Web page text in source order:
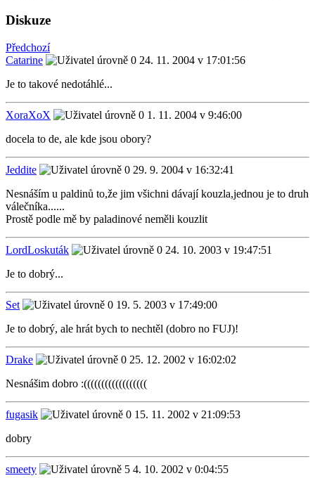
Diskuze
Předchozí
Catarine
24. 11. 2004 v 17:01:56
Je to takové nedotáhlé...
XoraXoX
1. 11. 2004 v 9:46:00
docela to de, ale kde jsou obory?
Jeddite
29. 9. 2004 v 16:32:41
Nesnáším u paldinů to,že jim všichni dávají kouzla,jednou je to druh
válečníka......
Prostě podle mě by paladinové neměli kouzlit
LordLoskuták
24. 10. 2003 v 19:47:51
Je to dobrý...
Set
19. 5. 2003 v 17:49:00
Je to dobrý, ale hrát bych to nechtěl (dobro no FUJ)!
Drake
25. 12. 2002 v 16:02:02
Nesnášim dobro :((((((((((((((((((
fugasik
15. 11. 2002 v 21:09:53
dobry
smeety 4. 10. 2002 v 0:04:55